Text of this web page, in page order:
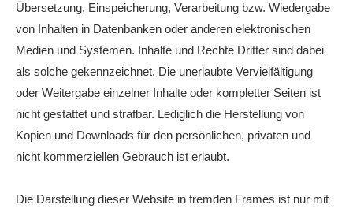
Übersetzung, Einspeicherung, Verarbeitung bzw. Wiedergabe
von Inhalten in Datenbanken oder anderen elektronischen
Medien und Systemen. Inhalte und Rechte Dritter sind dabei
als solche gekennzeichnet. Die unerlaubte Vervielfältigung
oder Weitergabe einzelner Inhalte oder kompletter Seiten ist
nicht gestattet und strafbar. Lediglich die Herstellung von
Kopien und Downloads für den persönlichen, privaten und
nicht kommerziellen Gebrauch ist erlaubt.
Die Darstellung dieser Website in fremden Frames ist nur mit